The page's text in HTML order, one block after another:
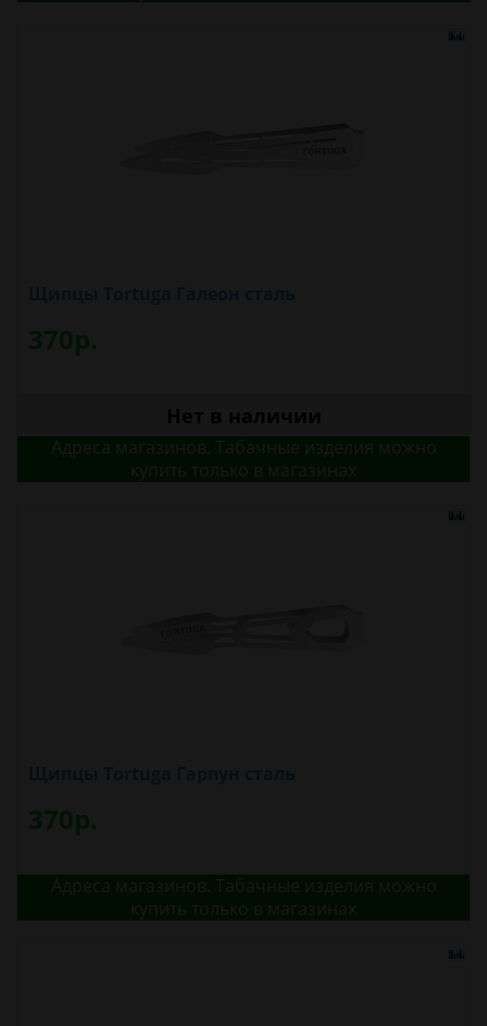
370р.
Адреса магазинов. Табачные изделия можно
купить только в магазинах
370р.
Адреса магазинов. Табачные изделия можно
купить только в магазинах